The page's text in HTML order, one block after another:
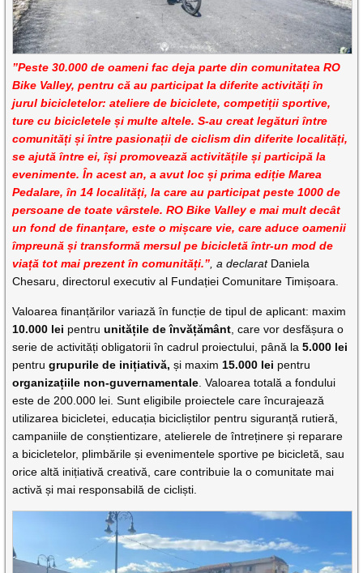
”Peste 30.000 de oameni fac deja parte din comunitatea RO
Bike Valley, pentru că au participat la diferite activități în
jurul bicicletelor: ateliere de biciclete, competiții sportive,
ture cu bicicletele și multe altele. S-au creat legături între
comunități și între pasionații de ciclism din diferite localități,
se ajută între ei, își promovează activitățile și participă la
evenimente. În acest an, a avut loc și prima ediție Marea
Pedalare, în 14 localități, la care au participat peste 1000 de
persoane de toate vârstele. RO Bike Valley e mai mult decât
un fond de finanțare, este o mișcare vie, care aduce oamenii
împreună și transformă mersul pe bicicletă într-un mod de
viață tot mai prezent în comunități.” , a declarat Daniela
Chesaru, directorul executiv al Fundației Comunitare Timișoara.
Valoarea finanțărilor variază în funcție de tipul de aplicant: maxim
10.000 lei pentruunitățile de învățământ , care vor desfășura o
serie de activități obligatorii în cadrul proiectului, până la5.000 lei
pentrugrupurile de inițiativă, și maxim 15.000 lei pentru
organizațiile non-guvernamentale . Valoarea totală a fondului
este de 200.000 lei. Sunt eligibile proiectele care încurajează
utilizarea bicicletei, educația bicicliștilor pentru siguranță rutieră,
campaniile de conștientizare, atelierele de întreținere și reparare
a bicicletelor, plimbările și evenimentele sportive pe bicicletă, sau
orice altă inițiativă creativă, care contribuie la o comunitate mai
activă și mai responsabilă de cicliști.